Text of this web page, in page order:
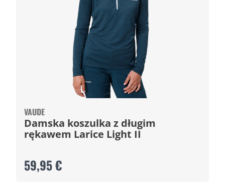
VAUDE
Damska koszulka z długim
rękawem Larice Light II
59,95 €